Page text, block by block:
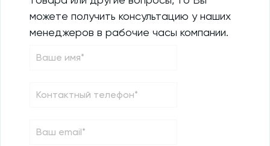
можете получить консультацию у наших
менеджеров в рабочие часы компании.